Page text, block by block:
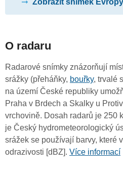
O radaru
Radarové snímky znázorňují
srážky (přeháňky, bouřky, trvalé
na území České republiky
Praha v Brdech a Skalky u
vrchovině. Dosah radarů je 250
je Český hydrometeorologický
srážek se používají barvy, které
odrazivosti [dBZ]. Více informací